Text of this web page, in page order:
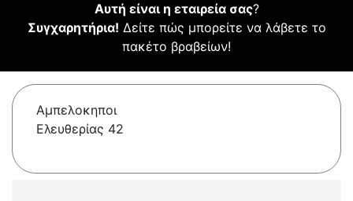
Αυτή είναι η εταιρεία σας?
Συγχαρητήρια! Δείτε πώς μπορείτε να λάβετε το
πακέτο βραβείων!
Αμπελοκηποι
Ελευθερίας 42